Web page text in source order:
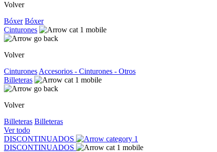
Volver
Bóxer Bóxer
Cinturones
Volver
Cinturones Accesorios - Cinturones - Otros
Billeteras
Volver
Billeteras Billeteras
Ver todo
DISCONTINUADOS
DISCONTINUADOS